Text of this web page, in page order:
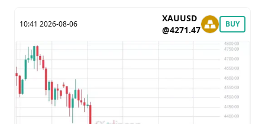
BUY
XAUUSD
@4271.47
2026-08-06 10:41